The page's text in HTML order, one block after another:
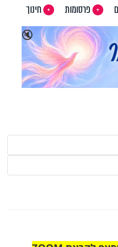
פרסומות
חינוך
🔇